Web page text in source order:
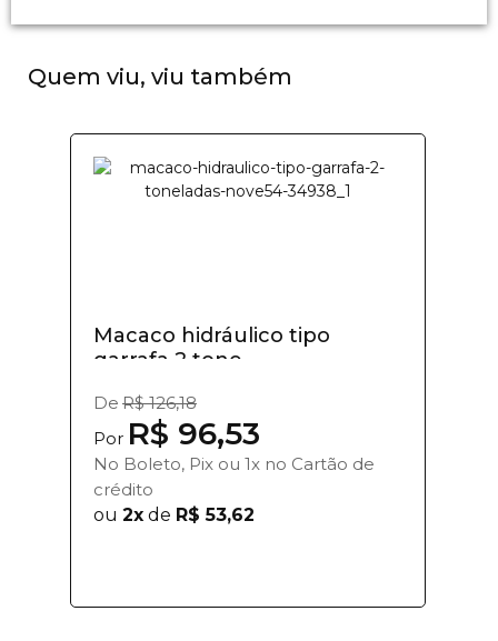
Quem viu, viu também
Macaco hidráulico tipo
garrafa 2 tone...
De R$ 126,18
Por R$ 96,53
No Boleto, Pix ou 1x no Cartão de
crédito
ou 2x de R$ 53,62